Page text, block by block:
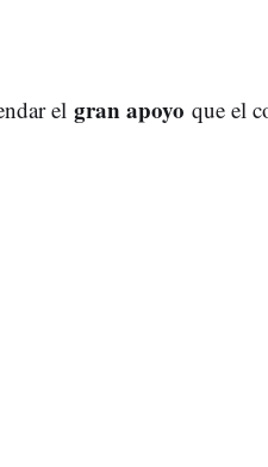
el gran apoyo que el